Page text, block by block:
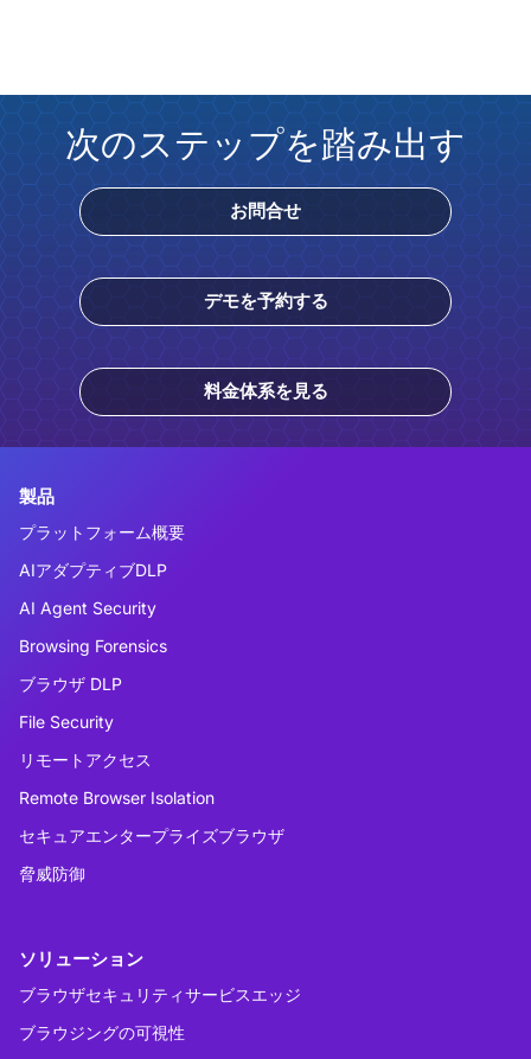
次のステップを踏み出す
お問合せ
デモを予約する
料金体系を見る
製品
プラットフォーム概要
AIアダプティブDLP
AI Agent Security
Browsing Forensics
ブラウザ DLP
File Security
リモートアクセス
Remote Browser Isolation
セキュアエンタープライズブラウザ
脅威防御
ソリューション
ブラウザセキュリティサービスエッジ
ブラウジングの可視性